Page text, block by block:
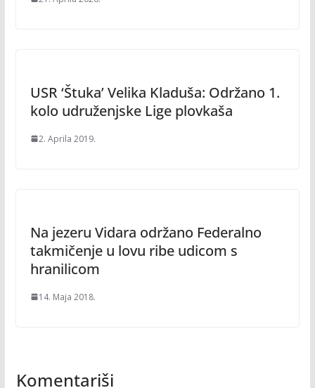
USR ‘Štuka’ Velika Kladuša: Održano 1.
kolo udruženjske Lige plovkaša
2. Aprila 2019.
Na jezeru Vidara održano Federalno
takmičenje u lovu ribe udicom s
hranilicom
14. Maja 2018.
Komentariši